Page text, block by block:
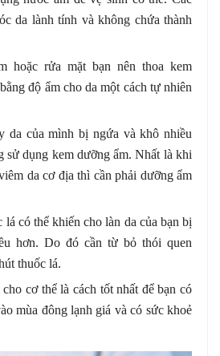
da lành tính và không chứa thành
hoặc rửa mặt bạn nên thoa kem
độ ẩm cho da một cách tự nhiên
da của mình bị ngứa và khô nhiều
sử dụng kem dưỡng ẩm. Nhất là khi
da cơ địa thì cần phải dưỡng ẩm
lá có thể khiến cho làn da của bạn bị
hơn. Do đó cần từ bỏ thói quen
thuốc lá.
cơ thể là cách tốt nhất để bạn có
mùa đông lạnh giá và có sức khoẻ